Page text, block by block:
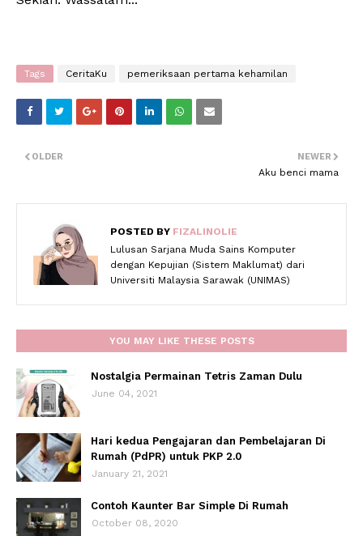
Tags CeritaKu pemeriksaan pertama kehamilan
NEWER
Aku benci mama
OLDER
POSTED BY FIZALINOLIE
Lulusan Sarjana Muda Sains Komputer
dengan Kepujian (Sistem Maklumat) dari
Universiti Malaysia Sarawak (UNIMAS)
YOU MAY LIKE THESE POSTS
Nostalgia Permainan Tetris Zaman Dulu
June 04, 2021
Hari kedua Pengajaran dan Pembelajaran Di
Rumah (PdPR) untuk PKP 2.0
January 21, 2021
Contoh Kaunter Bar Simple Di Rumah
October 08, 2020